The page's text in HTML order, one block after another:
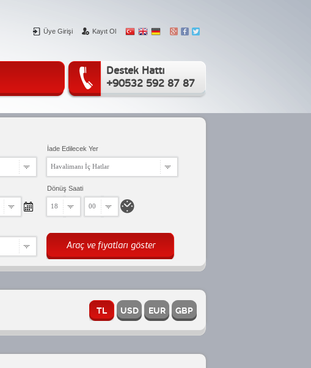
Üye Girişi Kayıt Ol
Destek Hattı
+90532 592 87 87
İade Edilecek Yer
Havalimanı İç Hatlar
Dönüş Saati
18 00